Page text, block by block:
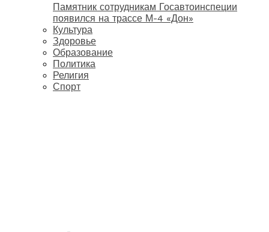
Памятник сотрудникам Госавтоинспеции
появился на трассе М-4 «Дон»
Культура
Здоровье
Образование
Политика
Религия
Спорт